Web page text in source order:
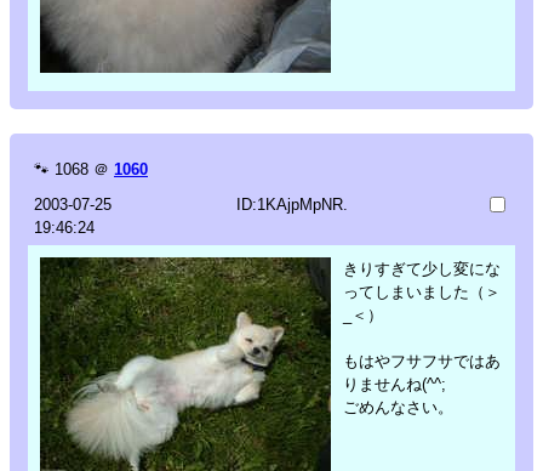
🐾 1068 ＠ 1060
2003-07-25
19:46:24
ID:1KAjpMpNR.
きりすぎて少し変にな
ってしまいました（＞
_＜）
もはやフサフサではあ
りませんね(^^;
ごめんなさい。